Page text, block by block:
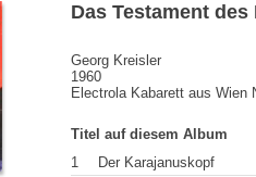
Das Testament des
Georg Kreisler
1960
Electrola Kabarett aus Wien
Titel auf diesem Album
1
Der Karajanuskopf